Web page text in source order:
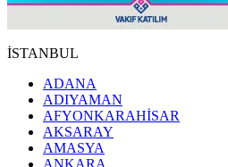
İSTANBUL
ADANA
ADIYAMAN
AFYONKARAHİSAR
AKSARAY
AMASYA
ANKARA